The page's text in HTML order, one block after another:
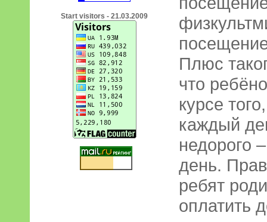
Start visitors - 21.03.2009
Плюс
что
курсе
каждый
недорого
день.
ребят
оплатить